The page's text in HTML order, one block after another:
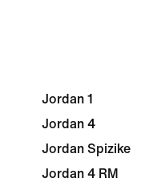
Jordan 1
Jordan 4
Jordan Spizike
Jordan 4 RM